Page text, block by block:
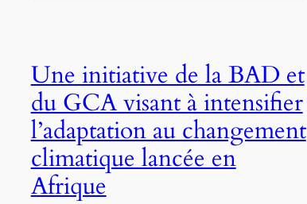
Une initiative de la BAD et
du GCA visant à intensifier
l’adaptation au changement
climatique lancée en
Afrique